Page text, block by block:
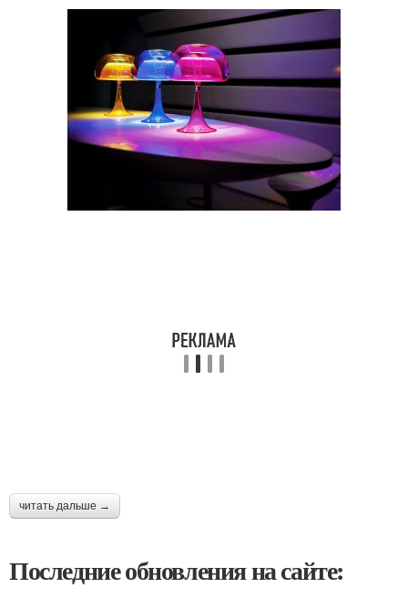
читать дальше →
Последние обновления на сайте: